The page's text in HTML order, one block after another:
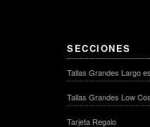
SECCIONES
Tallas Grandes Largo
Tallas Grandes Low
Tarjeta Regalo